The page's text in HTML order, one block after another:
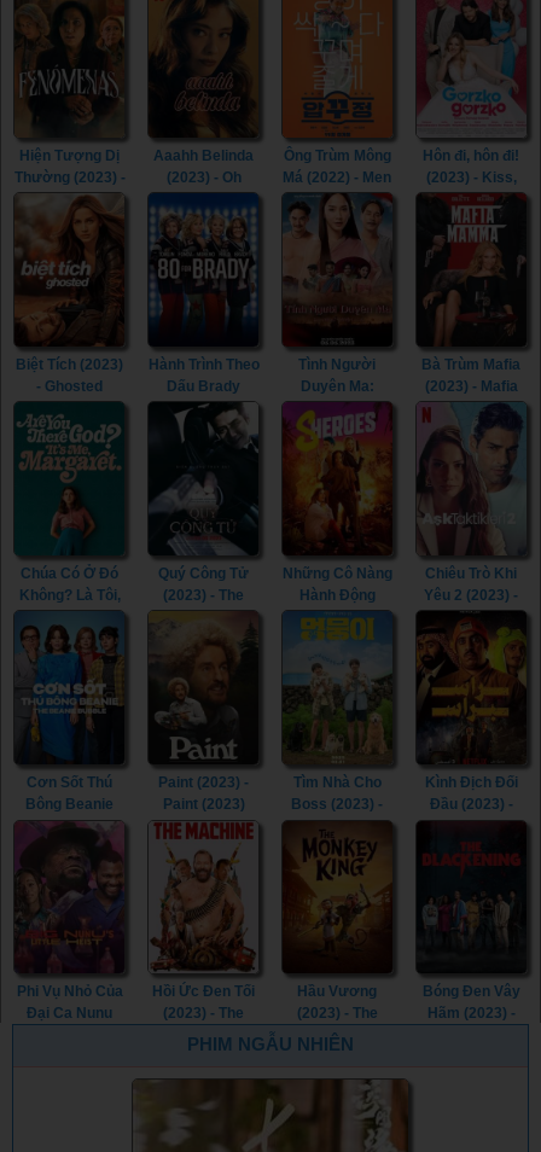
Called Otto
(2022)
(2023) -
Shazam! Fury of
the Gods (2023)
México! (2023)
Hiện Tượng Dị
Thường (2023) -
Phenomena
(2023)
Aaahh Belinda
(2023) - Oh
Ông Trùm Mông
Má (2022) - Men
of Plastic (2022)
Hôn đi, hôn đi!
(2023) - Kiss,
Kiss! (2023)
Biệt Tích (2023)
- Ghosted
Hành Trình Theo
Dấu Brady
(2023) - 80 for
Brady (2023)
Tình Người
Duyên Ma:
Ngoại Truyện
(2023) - Tid Noi:
More Than True
Love (2023)
Bà Trùm Mafia
(2023) - Mafia
Mamma (2023)
Chúa Có Ở Đó
Không? Là Tôi,
Margaret (2023)
- Are You There
God? It’s Me,
Margaret.
(2023)
Quý Công Tử
(2023) - The
Những Cô Nàng
Hành Động
(2023) -
Sheroes (2023)
Chiêu Trò Khi
Yêu 2 (2023) -
Love Tactics 2
(2023)
Cơn Sốt Thú
Bông Beanie
(2023) - The
Beanie Bubble
(2023)
Paint (2023) -
Paint (2023)
Tìm Nhà Cho
Boss (2023) -
My Heart Puppy
(2023)
Kình Địch Đối
Đầu (2023) -
(2023)
Phi Vụ Nhỏ Của
Đại Ca Nunu
Hồi Ức Đen Tối
(2023) - The
Machine (2023)
Hầu Vương
(2023) - The
Monkey King
Bóng Đen Vây
Hãm (2023) -
PHIM NGẪU NHIÊN